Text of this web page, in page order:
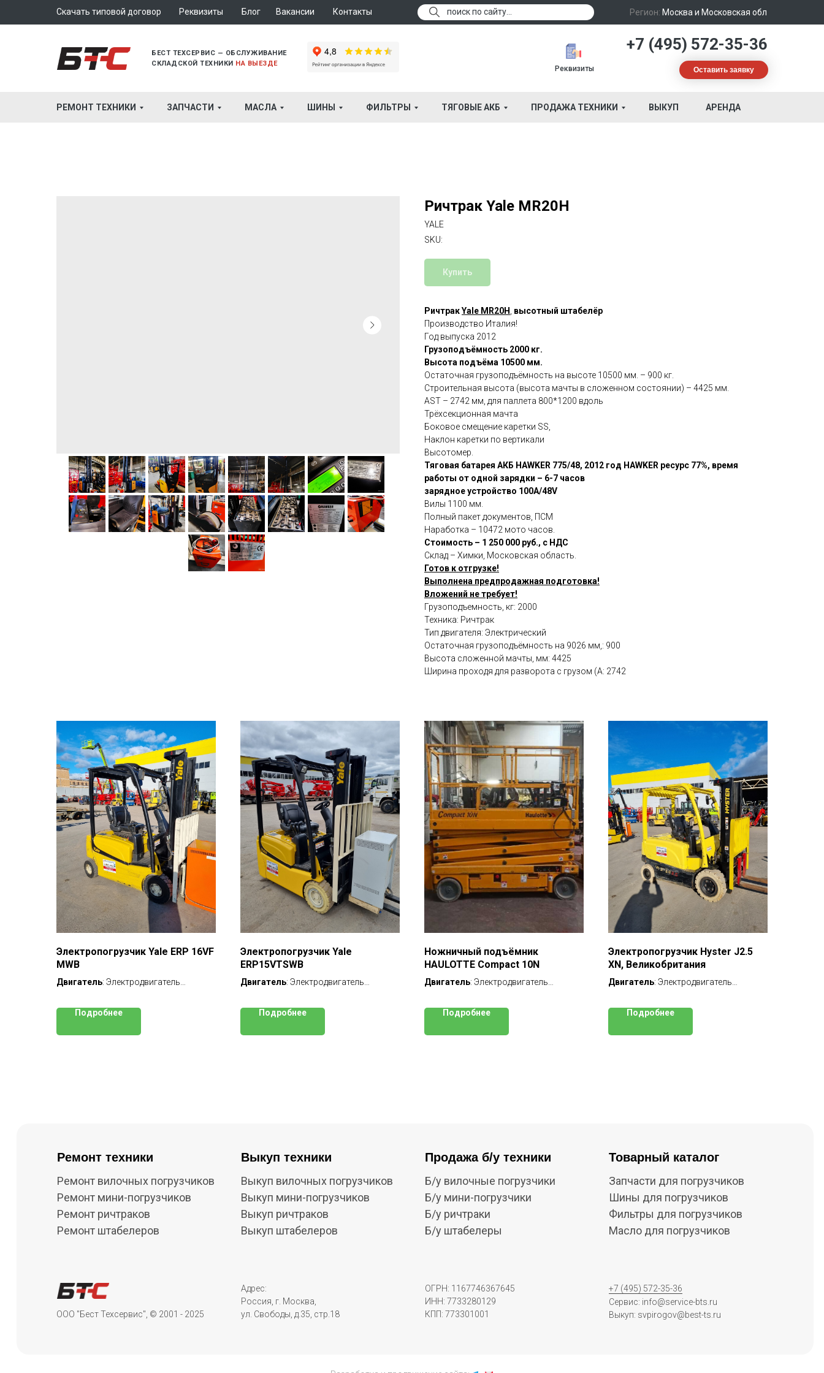
Регион: Москва и Московская обл
+7 (495) 572-35-36
БЕСТ ТЕХСЕРВИС — ОБСЛУЖИВАНИЕ
СКЛАДСКОЙ ТЕХНИКИ НА ВЫЕЗДЕ
Оставить заявку
Реквизиты
Скачать типовой договор Реквизиты Блог Вакансии Контакты поиск по сайту...
РЕМОНТ ТЕХНИКИ ЗАПЧАСТИ МАСЛА ШИНЫ ФИЛЬТРЫ ТЯГОВЫЕ АКБ ПРОДАЖА ТЕХНИКИ ВЫКУП АРЕНДА
Ричтрак Yale MR20H
YALE
SKU:
Купить
РичтракYale MR20H
высотный штабелёр
Производство Италия!
Год выпуска 2012
Грузоподъёмность 2000 кг.
Высота подъёма 10500 мм.
Остаточная грузоподъёмность на высоте 10500 мм. – 900 кг.
Строительная высота (высота мачты в сложенном состоянии) – 4425 мм.
AST – 2742 мм, для паллета 800*1200 вдоль
Трёхсекционная мачта
Боковое смещение каретки SS,
Наклон каретки по вертикали
Высотомер.
Тяговая батарея АКБ HAWKER 775/48, 2012 год HAWKER ресурс 77%, время
работы от одной зарядки – 6-7 часов
зарядное устройство 100A/48V
Вилы 1100 мм.
Полный пакет документов, ПСМ
Наработка – 10472 мото часов.
Cтоимость – 1 250 000 руб., с НДС
Склад – Химки, Московская область.
Готов к отгрузке!
Выполнена предпродажная подготовка!
Вложений не требует!
Грузоподъемность, кг: 2000
Техника: Ричтрак
Тип двигателя: Электрический
Остаточная грузоподъёмность на 9026 мм,: 900
Высота сложенной мачты, мм: 4425
Ширина проходя для разворота с грузом (A: 2742
Электропогрузчик Yale ERP 16VF
MWB
Двигатель: Электродвигатель
Высота: 3392 мм
Мачта: двухсекционная (FV)
Год выпуска
Подробнее
Электропогрузчик Yale
ERP15VTSWB
Двигатель: Электродвигатель
Высота: 3175 мм
Мачта: двухсекционная (FFV), со
свободным ходом вил (вагонник)
Подробнее
Ножничный подъёмник
HAULOTTE Compact 10N
Двигатель: Электродвигатель
Рабочая высота: 10000 мм
Высота подъёма платформы:
мм
Подробнее
Электропогрузчик Hyster J2.5
XN, Великобритания
Двигатель: Электродвигатель
Высота: 3400 мм
Мачта: двухсекционная (FV), со
свободным ходом (вагонник)
Подробнее
Ремонт вилочных погрузчиков
Ремонт мини-погрузчиков
Ремонт ричтраков
Ремонт штабелеров
Ремонт техники Выкуп техники
Выкуп вилочных погрузчиков
Выкуп мини-погрузчиков
Выкуп ричтраков
Выкуп штабелеров
Продажа б/у техники
Б/у вилочные погрузчики
Б/у мини-погрузчики
Б/у ричтраки
Б/у штабелеры
Товарный каталог
Запчасти для погрузчиков
Шины для погрузчиков
Фильтры для погрузчиков
Масло для погрузчиков
ООО "Бест Техсервис", © 2001 - 2025
Адрес:
Россия, г. Москва,
ул. Свободы, д.35, стр.18
ОГРН: 1167746367645
ИНН: 7733280129
КПП: 773301001
+7 (495) 572-35-36
Сервис: info@service-bts.ru
Выкуп: svpirogov@best-ts.ru